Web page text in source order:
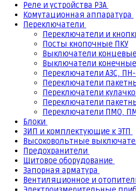
Реле и устройства РЗА
Комутационная аппаратура
Переключатели
Переключатели и
Посты кнопочные ПКУ
Выключатели концевые
Выключатели конечные
Переключатели АЗС,
Переключатели
Переключатели
Переключатели
Переключатели ПМО,
Блоки
ЗИП и комплектующие к ЭТП
Высоковольтные
Предохранители
Щитовое оборудование
Запорная арматура
Вентиляционное и